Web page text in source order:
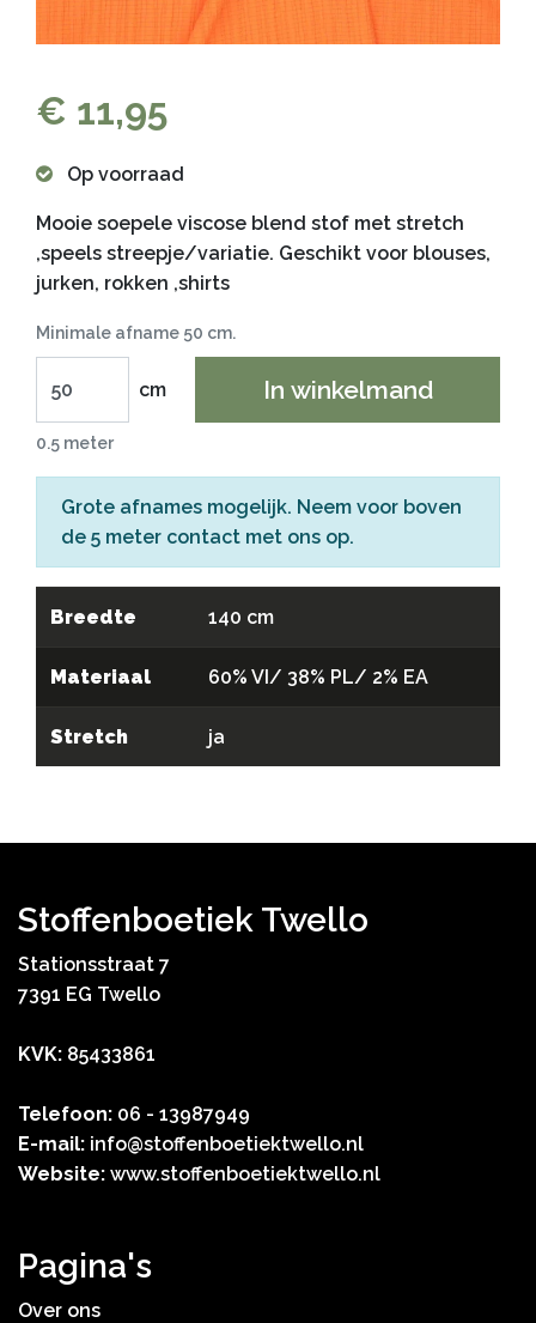
€ 11,95
Op voorraad
Mooie soepele viscose blend stof met stretch
,speels streepje/variatie. Geschikt voor blouses,
jurken, rokken ,shirts
Minimale afname 50 cm.
cm In winkelmand
0.5 meter
Grote afnames mogelijk. Neem voor boven
de 5 meter contact met ons op.
Breedte 140 cm
Materiaal 60% VI/ 38% PL/ 2% EA
Stretch ja
Stoffenboetiek Twello
Stationsstraat 7
7391 EG Twello
KVK: 85433861
Telefoon: 06 - 13987949
E-mail: info@stoffenboetiektwello.nl
Website: www.stoffenboetiektwello.nl
Pagina's
Over ons